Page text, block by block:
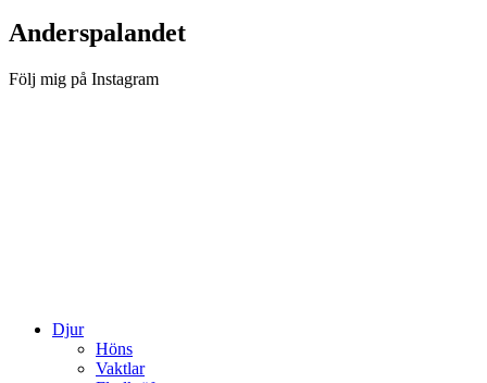
Anderspalandet
Följ mig på Instagram
Djur
Höns
Vaktlar